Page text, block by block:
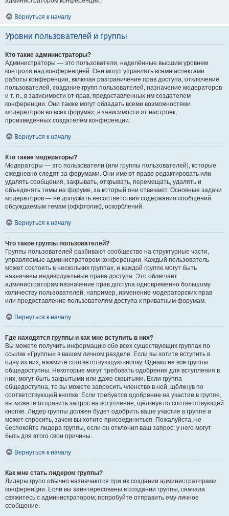
Вернуться к началу
Уровни пользователей и группы
Кто такие администраторы?
Администраторы — это пользователи, наделённые высшим уровнем
контроля над конференцией. Они могут управлять всеми аспектами
работы конференции, включая разграничение прав доступа, отключение
пользователей, создание групп пользователей, назначение модераторов
и т. п., в зависимости от прав, предоставленных им создателем
конференции. Они также могут обладать всеми возможностями
модераторов во всех форумах, в зависимости от настроек,
произведённых создателем конференции.
Вернуться к началу
Кто такие модераторы?
Модераторы — это пользователи (или группы пользователей), которые
ежедневно следят за форумами. Они имеют право редактировать или
удалять сообщения, закрывать, открывать, перемещать, удалять и
объединять темы на форуме, за который они отвечают. Основные задачи
модераторов — не допускать несоответствия содержания сообщений
обсуждаемым темам (оффтопик), оскорблений.
Вернуться к началу
Что такое группы пользователей?
Группы пользователей разбивают сообщество на структурные части,
управляемые администратором конференции. Каждый пользователь
может состоять в нескольких группах, и каждой группе могут быть
назначены индивидуальные права доступа. Это облегчает
администраторам назначение прав доступа одновременно большому
количеству пользователей, например, изменение модераторских прав
или предоставление пользователям доступа к приватным форумам.
Вернуться к началу
Где находятся группы и как мне вступить в них?
Вы можете получить информацию обо всех существующих группах по
ссылке «Группы» в вашем личном разделе. Если вы хотите вступить в
одну из них, нажмите соответствующую кнопку. Однако не все группы
общедоступны. Некоторые могут требовать одобрения для вступления в
них, могут быть закрытыми или даже скрытыми. Если группа
общедоступна, то вы можете запросить членство в ней, щёлкнув по
соответствующей кнопке. Если требуется одобрение на участие в группе,
вы можете отправить запрос на вступление, щёлкнув по соответствующей
кнопке. Лидер группы должен будет одобрить ваше участие в группе и
может спросить, зачем вы хотите присоединиться. Пожалуйста, не
беспокойте лидера группы, если он отклонил ваш запрос; у него могут
быть для этого свои причины.
Вернуться к началу
Как мне стать лидером группы?
Лидеры групп обычно назначаются при их создании администраторами
конференции. Если вы заинтересованы в создании группы, сначала
свяжитесь с администратором; попробуйте отправить ему личное
сообщение.